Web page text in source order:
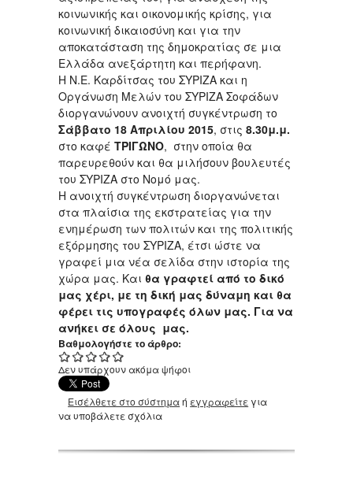
κοινωνικής και οικονομικής κρίσης, για
κοινωνική δικαιοσύνη και για την
αποκατάσταση της δημοκρατίας σε μια
Ελλάδα ανεξάρτητη και περήφανη.
Η Ν.Ε. Καρδίτσας του ΣΥΡΙΖΑ και η
Οργάνωση Μελών του ΣΥΡΙΖΑ Σοφάδων
διοργανώνουν ανοιχτή συγκέντρωση το
Σάββατο 18 Απριλίου 2015, στις 8.30μ.μ.
στο καφέ ΤΡΙΓΩΝΟ, στην οποία θα
παρευρεθούν και θα μιλήσουν βουλευτές
του ΣΥΡΙΖΑ στο Νομό μας.
Η ανοιχτή συγκέντρωση διοργανώνεται
στα πλαίσια της εκστρατείας για την
ενημέρωση των πολιτών και της πολιτικής
εξόρμησης του ΣΥΡΙΖΑ, έτσι ώστε να
γραφεί μια νέα σελίδα στην ιστορία της
χώρα μας. Και θα γραφτεί από το δικό
μας χέρι, με τη δική μας δύναμη και θα
φέρει τις υπογραφές όλων μας. Για να
ανήκει σε όλους μας.
Βαθμολογήστε το άρθρο:
Δεν υπάρχουν ακόμα ψήφοι
Εισέλθετε στο σύστημαή εγγραφείτε για
να υποβάλετε σχόλια